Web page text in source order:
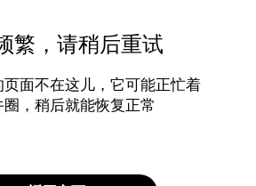
繁，请稍后重试
面不在这儿，它可能正忙着
圈，稍后就能恢复正常